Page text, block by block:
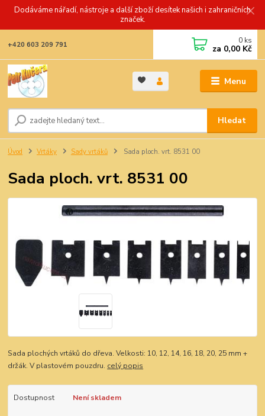
Dodáváme nářadí, nástroje a další zboží desítek našich i zahraničních
značek.
Menu
Hledat
+420 603 209 791 0 ks
za 0,00 Kč
Úvod Vrtáky Sady vrtáků Sada ploch. vrt. 8531 00
Sada ploch. vrt. 8531 00
Sada plochých vrtáků do dřeva. Velkosti: 10, 12, 14, 16, 18, 20, 25 mm +
držák. V plastovém pouzdru. celý popis
Dostupnost Není skladem